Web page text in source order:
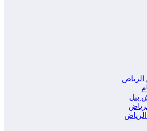
الرياض
بنل